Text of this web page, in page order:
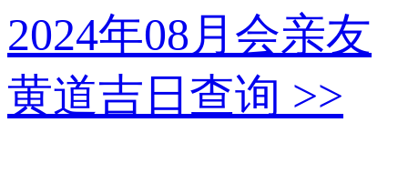
2024年08月会亲友
黄道吉日查询 >>